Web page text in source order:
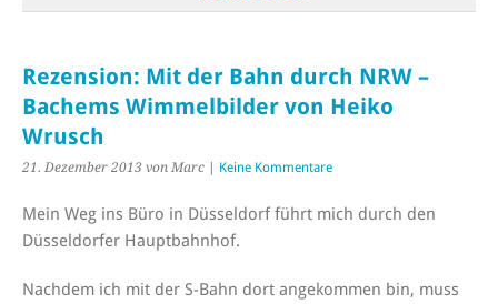
Rezension: Mit der Bahn durch NRW –
Bachems Wimmelbilder von Heiko
Wrusch
21. Dezember 2013 von Marc | Keine Kommentare
Mein Weg ins Büro in Düsseldorf führt mich durch den
Düsseldorfer Hauptbahnhof.
Nachdem ich mit der S-Bahn dort angekommen bin, muss